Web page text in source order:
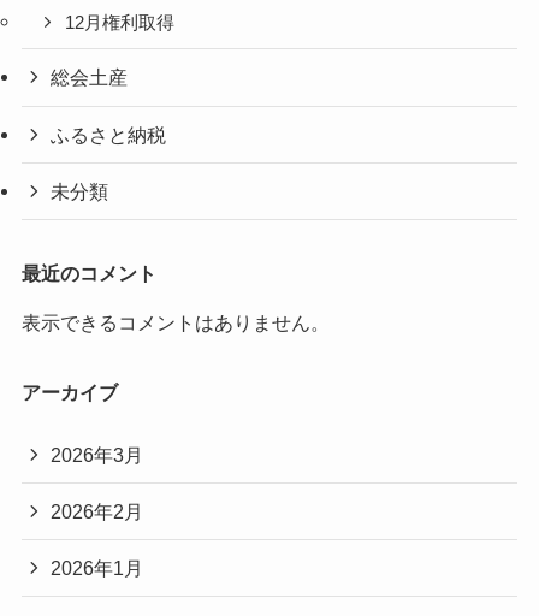
12月権利取得
総会土産
ふるさと納税
未分類
最近のコメント
表示できるコメントはありません。
アーカイブ
2026年3月
2026年2月
2026年1月